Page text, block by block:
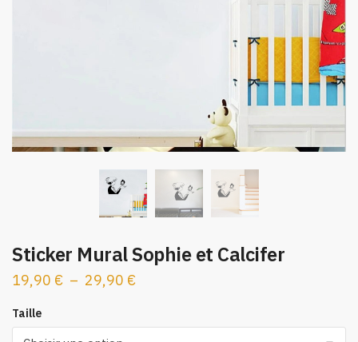
Sticker Mural Sophie et Calcifer
19,90 € – 29,90 €Plage
Taille